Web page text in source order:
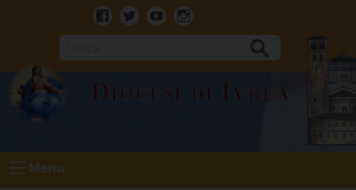
Facebook
TwitterYoutubeInstagram
Diocesi di Ivrea
Menu